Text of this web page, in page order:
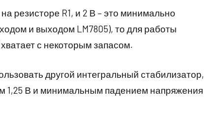
резисторе R1, и 2 В – это минимально
и выходом LM7805), то для работы
с некоторым запасом.
другой интегральный стабилизатор,
1,25 В и минимальным падением напряжения